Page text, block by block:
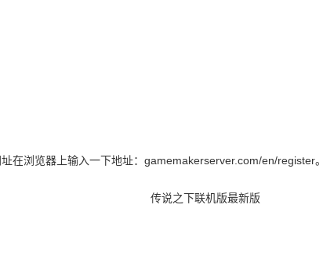
在浏览器上输入一下地址：gamemakerserver.com/en/register。